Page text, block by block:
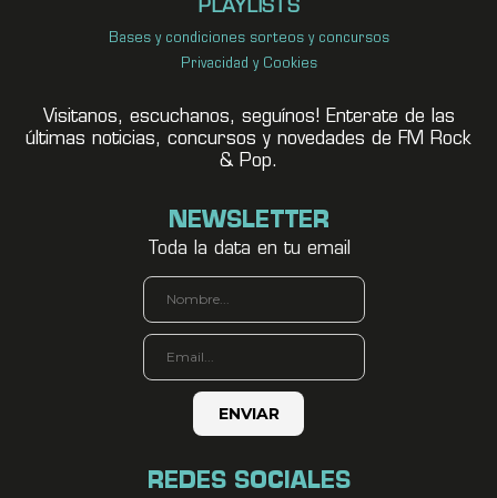
PLAYLISTS
Bases y condiciones sorteos y concursos
Privacidad y Cookies
Visitanos, escuchanos, seguínos! Enterate de las
últimas noticias, concursos y novedades de FM Rock
& Pop.
NEWSLETTER
Toda la data en tu email
REDES SOCIALES